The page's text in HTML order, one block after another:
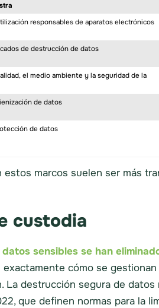
responsables de aparatos electrónicos
de destrucción de datos
el medio ambiente y la seguridad de la
de datos
de datos
marcos suelen ser más
custodia
datos sensibles se han
cómo se
destrucción segura de
que definen normas para la